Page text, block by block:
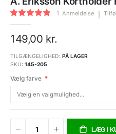
af
billedgalleriet
Bedømmelse:
100
% of100
1 Anmeldelse
149,00 kr.
TILGÆNGELIGHED: PÅ LAGER
SKU 145-205
Vælg farve
LÆG I